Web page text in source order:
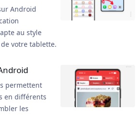
Android
au style
votre tablette.
permettent
en différents
les